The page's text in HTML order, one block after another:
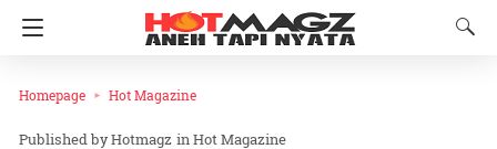
Homepage Hot Magazine
Hotmagz inHot Magazine